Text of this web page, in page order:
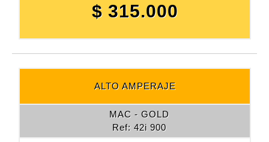
$ 315.000
ALTO AMPERAJE
MAC - GOLD
Ref: 42i 900